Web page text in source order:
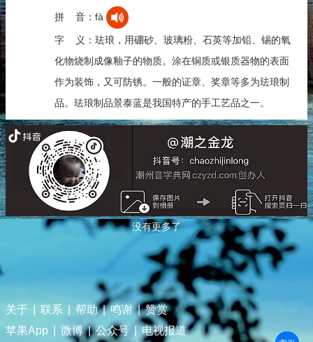
拼 音：fà
字 义：珐琅，用硼砂、玻璃粉、石英等加铅、锡的氧
化物烧制成像釉子的物质。涂在铜质或银质器物的表面
作为装饰，又可防锈。一般的证章、奖章等多为珐琅制
品。珐琅制品景泰蓝是我国特产的手工艺品之一。
没有更多了
关于 联系 帮助 | 鸣谢 | 赞赏
苹果App
微博 | 公众号 电视报道